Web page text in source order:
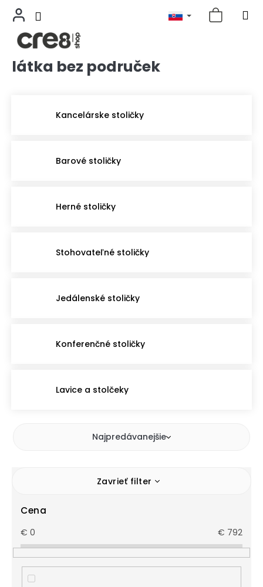
Prejsťlátka bez područek
Kancelárske stoličky
Barové stoličky
Herné stoličky
Stohovateľné stoličky
Jedálenské stoličky
Konferenčné stoličky
Lavice a stolčeky
Najpredávanejšie
Zavrieť filter
Cena
€ 0 € 792